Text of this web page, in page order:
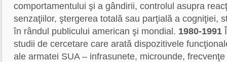
comportamentului şi a gândirii, controlul asupra
senzaţiilor, ştergerea totală sau parţială a cogniţiei,
în rândul publicului american şi mondial. 1980-1991
studii de cercetare care arată dispozitivele
ale armatei SUA – infrasunete, microunde,